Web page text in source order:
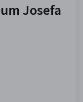
Josefa